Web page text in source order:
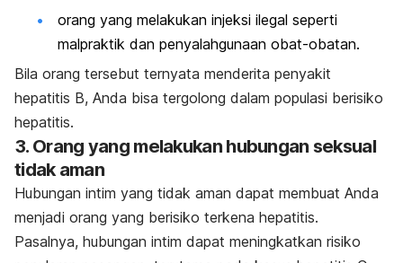
orang yang melakukan injeksi ilegal seperti
malpraktik dan penyalahgunaan obat-obatan.
Bila orang tersebut ternyata menderita penyakit
hepatitis B, Anda bisa tergolong dalam populasi berisiko
hepatitis.
3. Orang yang melakukan hubungan seksual
tidak aman
Hubungan intim yang tidak aman dapat membuat Anda
menjadi orang yang berisiko terkena hepatitis.
Pasalnya, hubungan intim dapat meningkatkan risiko